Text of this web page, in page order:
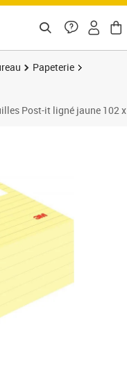
Papeterie
Post-it ligné jaune 102